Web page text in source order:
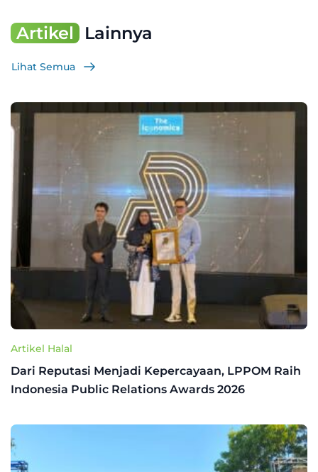
Artikel Lainnya
Lihat Semua
Artikel Halal
Dari Reputasi Menjadi Kepercayaan, LPPOM Raih
Indonesia Public Relations Awards 2026